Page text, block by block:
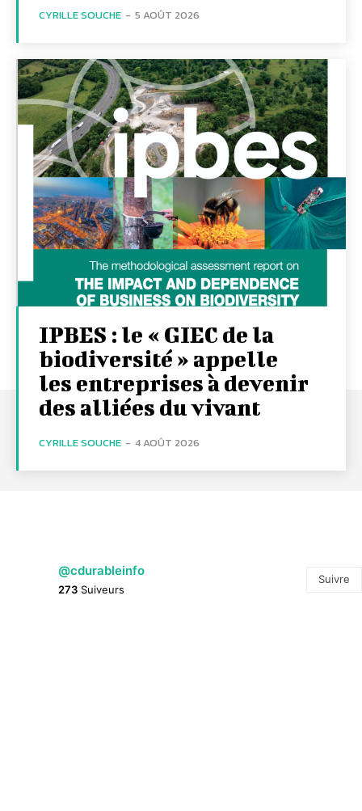
CYRILLE SOUCHE - 5 AOÛT 2026
IPBES : le « GIEC de la
biodiversité » appelle
les entreprises à devenir
des alliées du vivant
CYRILLE SOUCHE - 4 AOÛT 2026
@cdurableinfo
273 Suiveurs
Suivre